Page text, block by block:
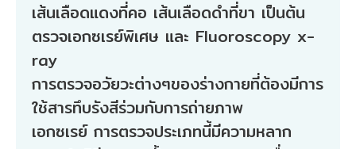
เส้นเลือดแดงที่คอ เส้นเลือดดำที่ขา เป็นต้น
ตรวจเอกซเรย์พิเศษ และ Fluoroscopy x-
ray
การตรวจอวัยวะต่างๆของร่างกายที่ต้องมีการ
ใช้สารทึบรังสีร่วมกับการถ่ายภาพ
เอกซเรย์ การตรวจประเภทนี้มีความหลาก